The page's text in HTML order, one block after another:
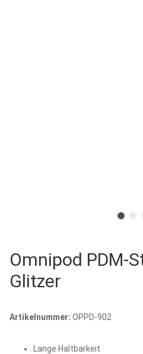
Omnipod PDM-
Glitzer
Artikelnummer: OPPD-902
Lange Haltbarkeit